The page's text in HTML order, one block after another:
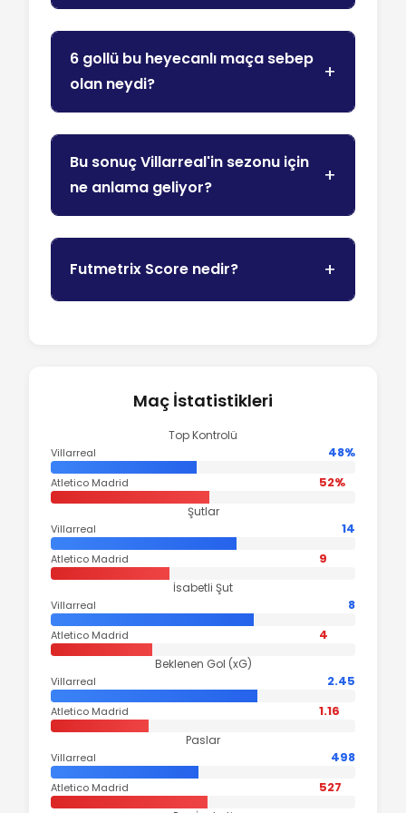
6 gollü bu heyecanlı maça sebep
olan neydi?
Bu sonuç Villarreal'in sezonu için
ne anlama geliyor?
Futmetrix Score nedir?
Maç İstatistikleri
Top Kontrolü
Villarreal 48%
Atletico Madrid 52%
Şutlar
Villarreal 14
Atletico Madrid 9
İsabetli Şut
Villarreal 8
Atletico Madrid 4
Beklenen Gol (xG)
Villarreal 2.45
Atletico Madrid 1.16
Paslar
Villarreal 498
Atletico Madrid 527